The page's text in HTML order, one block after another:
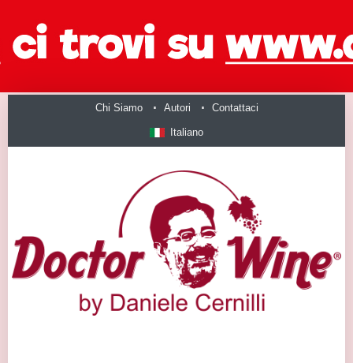
Chi Siamo Autori Contattaci
Italiano